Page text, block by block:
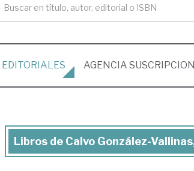
EDITORIALES AGENCIA
Libros
Libros de Calvo González-